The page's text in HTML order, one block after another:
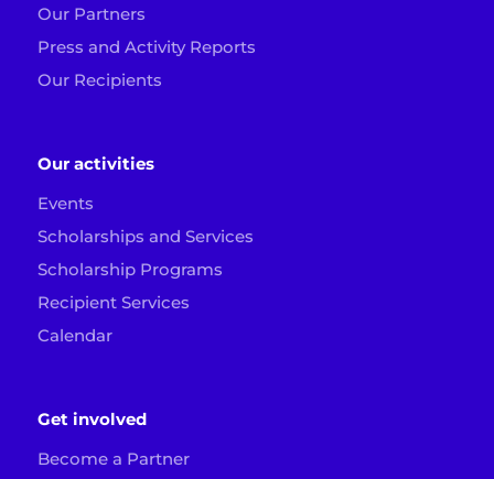
Our Partners
Press and Activity Reports
Our Recipients
Our activities
Events
Scholarships and Services
Scholarship Programs
Recipient Services
Calendar
Get involved
Become a Partner